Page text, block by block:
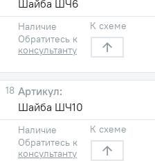
Шайба ШЧ6
Наличие
Обратитесь к
консультанту
К схеме
18
Шайба ШЧ10
Наличие
Обратитесь к
консультанту
К схеме